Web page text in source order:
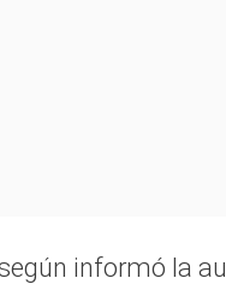
informó la